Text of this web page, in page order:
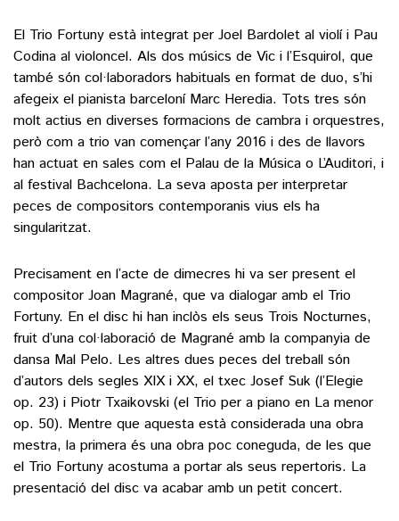
CALAIX
VEURE TOTES
9MAGAZÍN
AGENDA
BLOGOSFERA
El Trio Fortuny està integrat per Joel Bardolet al violí i Pau
Codina al violoncel. Als dos músics de Vic i l’Esquirol, que
també són col·laboradors habituals en format de duo, s’hi
afegeix el pianista barceloní Marc Heredia. Tots tres són
molt actius en diverses formacions de cambra i orquestres,
però com a trio van començar l’any 2016 i des de llavors
han actuat en sales com el Palau de la Música o L’Auditori, i
al festival Bachcelona. La seva aposta per interpretar
peces de compositors contemporanis vius els ha
singularitzat.
Precisament en l’acte de dimecres hi va ser present el
compositor Joan Magrané, que va dialogar amb el Trio
Fortuny. En el disc hi han inclòs els seus Trois Nocturnes,
fruit d’una col·laboració de Magrané amb la companyia de
dansa Mal Pelo. Les altres dues peces del treball són
d’autors dels segles XIX i XX, el txec Josef Suk (l’Elegie
op. 23) i Piotr Txaikovski (el Trio per a piano en La menor
op. 50). Mentre que aquesta està considerada una obra
mestra, la primera és una obra poc coneguda, de les que
el Trio Fortuny acostuma a portar als seus repertoris. La
presentació del disc va acabar amb un petit concert.